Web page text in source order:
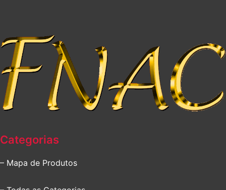
Categorias
– Mapa de Produtos